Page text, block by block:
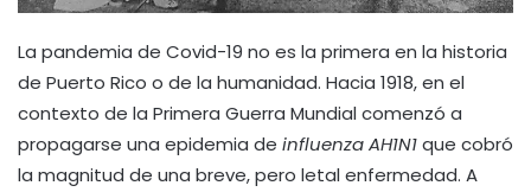
La pandemia de Covid-19 no es la primera en la historia
de Puerto Rico o de la humanidad. Hacia 1918, en el
contexto de la Primera Guerra Mundial comenzó a
propagarse una epidemia de influenza AH1N1que cobró
la magnitud de una breve, pero letal enfermedad. A